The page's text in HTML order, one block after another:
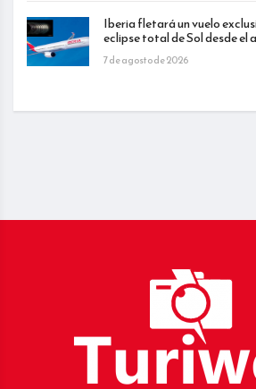
Iberia fletará un vuelo
eclipse total de Sol desde el
7 de agosto de 2026